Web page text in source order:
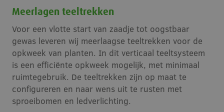
Meerlagen teeltrekken
Voor een vlotte start van zaadje tot oogstbaar
gewas leveren wij meerlaagse teeltrekken voor de
opkweek van planten. In dit verticaal teeltsysteem
is een efficiënte opkweek mogelijk, met minimaal
ruimtegebruik. De teeltrekken zijn op maat te
configureren en naar wens uit te rusten met
sproeibomen en ledverlichting.